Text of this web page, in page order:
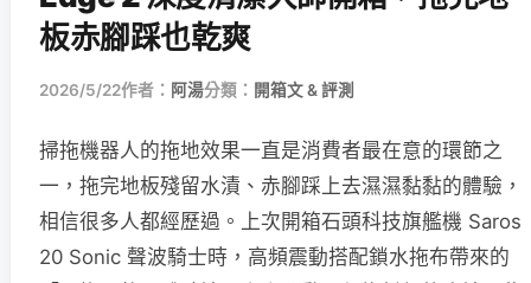
板赤腳踩也乾爽
2026/5/22作者： 阿湯分類： 開箱文 & 評測
掃拖機器人的拖地效果一直是消費者最在意的環節之
一，拖完地板殘留水漬、赤腳踩上去濕濕黏黏的體驗，
相信很多人都經歷過。上次開箱石頭科技旗艦機 Saros
20 Sonic 聲波騎士時，高頻震動搭配鎖水拖布帶來的